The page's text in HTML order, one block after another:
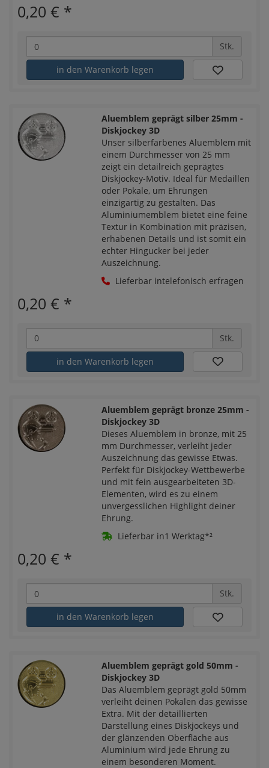
0,20 € *
Stk.
in den Warenkorb legen
Aluemblem geprägt silber 25mm -
Diskjockey 3D
Unser silberfarbenes Aluemblem mit
einem Durchmesser von 25 mm
zeigt ein detailreich geprägtes
Diskjockey-Motiv. Ideal für Medaillen
oder Pokale, um Ehrungen
einzigartig zu gestalten. Das
Aluminiumemblem bietet eine feine
Textur in Kombination mit präzisen,
erhabenen Details und ist somit ein
echter Hingucker bei jeder
Auszeichnung.
Lieferbar intelefonisch erfragen
0,20 € *
Stk.
in den Warenkorb legen
Aluemblem geprägt bronze 25mm -
Diskjockey 3D
Dieses Aluemblem in bronze, mit 25
mm Durchmesser, verleiht jeder
Auszeichnung das gewisse Etwas.
Perfekt für Diskjockey-Wettbewerbe
und mit fein ausgearbeiteten 3D-
Elementen, wird es zu einem
unvergesslichen Highlight deiner
Ehrung.
Lieferbar in1 Werktag*²
0,20 € *
Stk.
in den Warenkorb legen
Aluemblem geprägt gold 50mm -
Diskjockey 3D
Das Aluemblem geprägt gold 50mm
verleiht deinen Pokalen das gewisse
Extra. Mit der detaillierten
Darstellung eines Diskjockeys und
der glänzenden Oberfläche aus
Aluminium wird jede Ehrung zu
einem besonderen Moment.